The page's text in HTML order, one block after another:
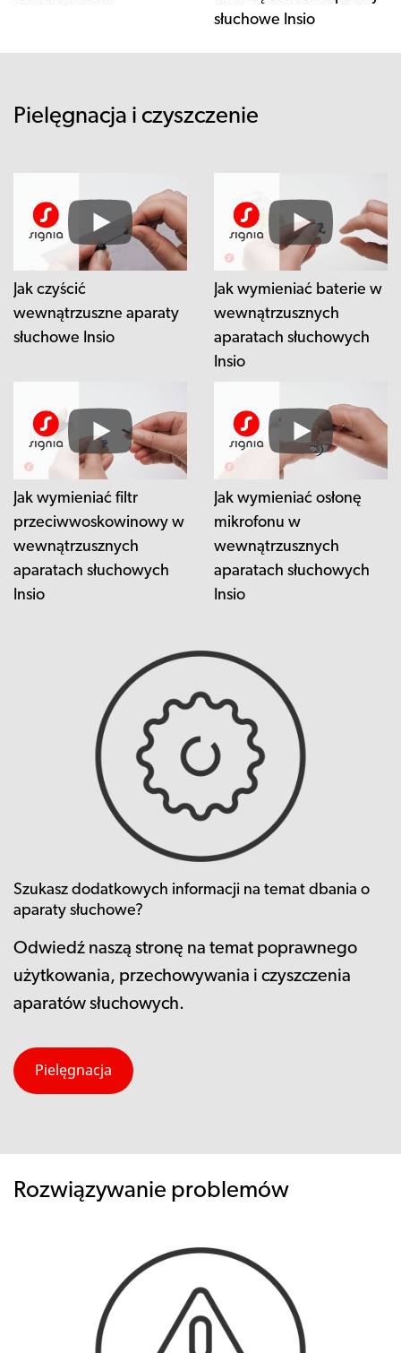
słuchowe Insio
Pielęgnacja i czyszczenie
Jak czyścić
wewnątrzuszne aparaty
słuchowe Insio
Jak wymieniać baterie w
wewnątrzusznych
aparatach słuchowych
Insio
Jak wymieniać filtr
przeciwwoskowinowy w
wewnątrzusznych
aparatach słuchowych
Insio
Jak wymieniać osłonę
mikrofonu w
wewnątrzusznych
aparatach słuchowych
Insio
Szukasz dodatkowych informacji na temat dbania o
aparaty słuchowe?
Odwiedź naszą stronę na temat poprawnego
użytkowania, przechowywania i czyszczenia
aparatów słuchowych.
Pielęgnacja
Rozwiązywanie problemów